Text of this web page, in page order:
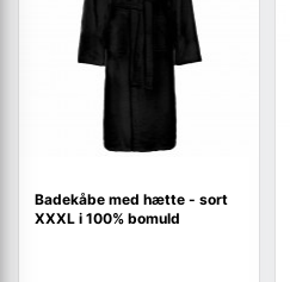
Badekåbe med hætte - sort
XXXL i 100% bomuld